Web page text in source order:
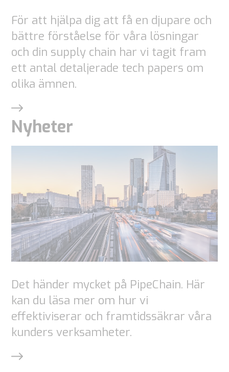
För att hjälpa dig att få en djupare och
bättre förståelse för våra lösningar
och din supply chain har vi tagit fram
ett antal detaljerade tech papers om
olika ämnen.
Nyheter
Det händer mycket på PipeChain. Här
kan du läsa mer om hur vi
effektiviserar och framtidssäkrar våra
kunders verksamheter.
webbplatsen.
Marketing
Genom att
när du
besöker vår
webbplats
ökar du
chansen att
se
personligt
anpassat
erbjudanden.